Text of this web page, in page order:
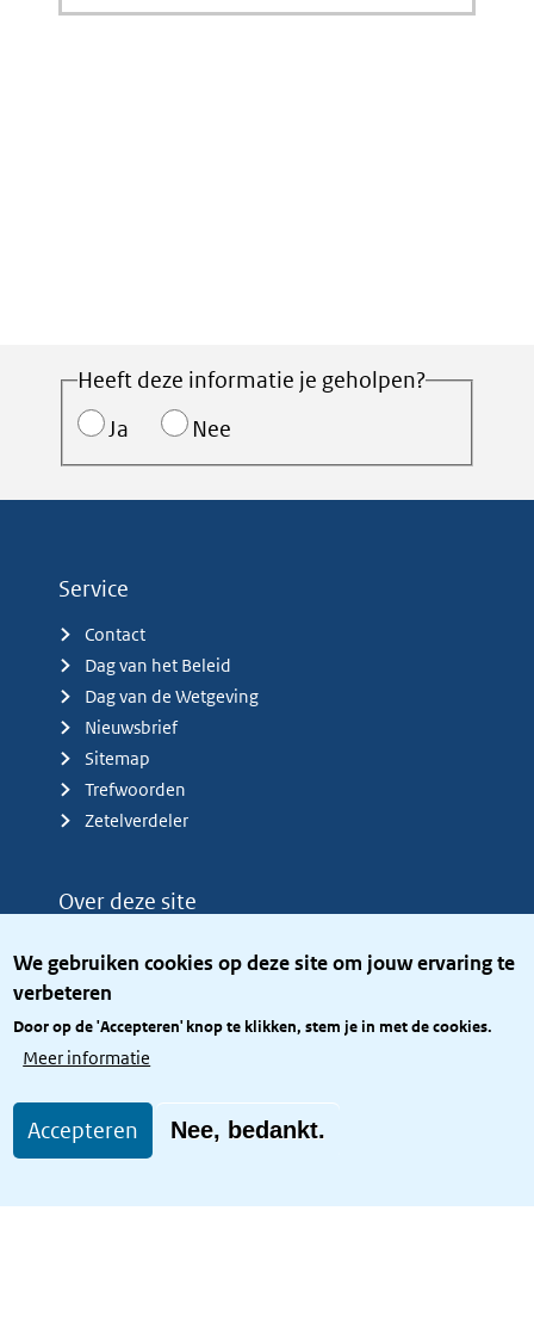
We gebruiken cookies op deze site om jouw ervaring te
verbeteren
Door op de 'Accepteren' knop te klikken, stem je in met de cookies.
Meer informatie
Accepteren Nee, bedankt.
Heeft deze informatie je geholpen?
Ja
Nee
Service
Contact
Dag van het Beleid
Dag van de Wetgeving
Nieuwsbrief
Sitemap
Trefwoorden
Zetelverdeler
Over deze site
Privacy
Toegang site openbaar
Toegankelijkheid